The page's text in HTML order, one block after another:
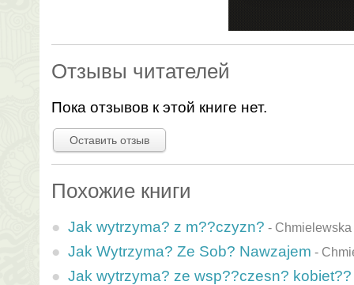
Отзывы читателей
Пока отзывов к этой книге нет.
Оставить отзыв
Похожие книги
Jak wytrzyma? z m??czyzn? -
Jak Wytrzyma? Ze Sob? Nawzajem -
Jak wytrzyma? ze wsp??czesn? kobiet??